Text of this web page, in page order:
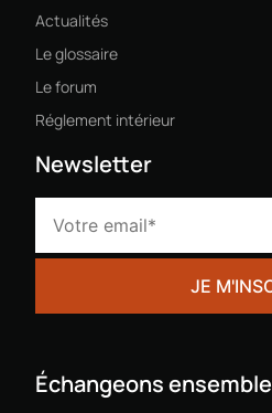
Actualités
Le glossaire
Le forum
Réglement intérieur
Newsletter
Échangeons ensemble